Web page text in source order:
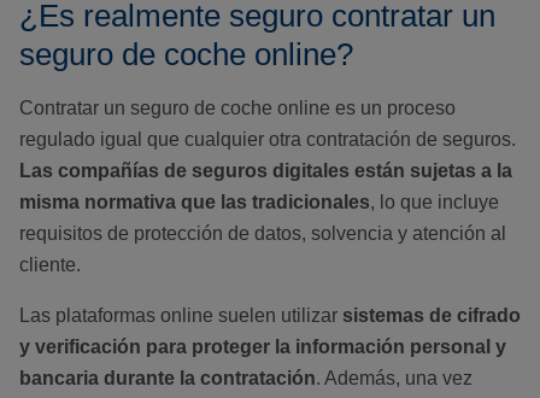
¿Es realmente seguro contratar un
seguro de coche online?
Contratar un seguro de coche online es un proceso
regulado igual que cualquier otra contratación de seguros.
Las compañías de seguros digitales están sujetas a la
misma normativa que las tradicionales, lo que incluye
requisitos de protección de datos, solvencia y atención al
cliente.
Las plataformas online suelen utilizar sistemas de cifrado
y verificación para proteger la información personal y
bancaria durante la contratación. Además, una vez